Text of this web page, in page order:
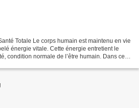
Totale Le corps humain est maintenu en vie
énergie vitale. Cette énergie entretient le
condition normale de l’être humain. Dans cet